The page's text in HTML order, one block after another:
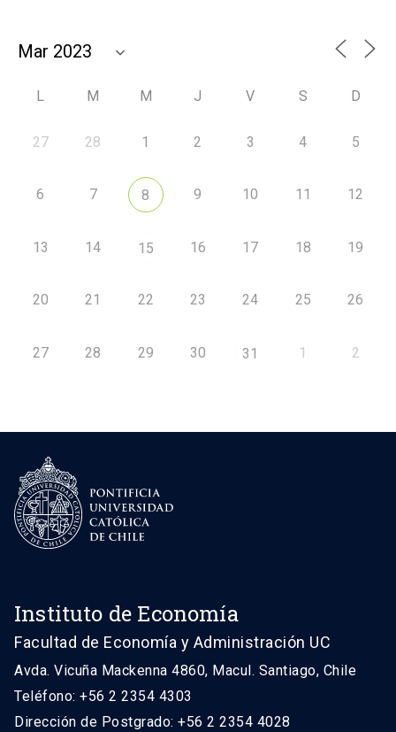
L M M J V S D
27 28 1 2 3 4 5
6 7 8 9 10 11 12
13 14 15 16 17 18 19
20 21 22 23 24 25 26
27 28 29 30 31 1 2
Instituto de Economía
Facultad de Economía y Administración UC
Avda. Vicuña Mackenna 4860, Macul. Santiago, Chile
Teléfono: +56 2 2354 4303
Dirección de Postgrado: +56 2 2354 4028